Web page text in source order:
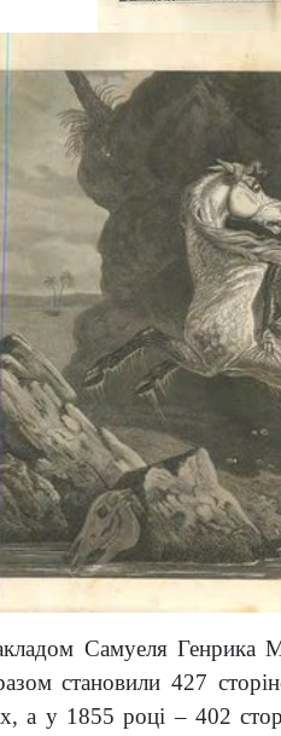
Самуеля Генрика
становили 427
а у 1855 році – 402